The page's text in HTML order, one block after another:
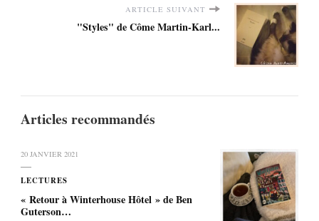
ARTICLE SUIVANT
"Styles" de Côme Martin-Karl...
Articles recommandés
20 JANVIER 2021
LECTURES
« Retour à Winterhouse Hôtel » de Ben
Guterson…